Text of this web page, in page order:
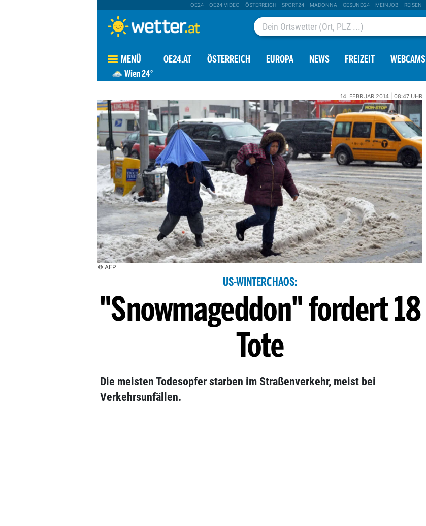
OE24 OE24 VIDEO ÖSTERREICH SPORT24 MADONNA GESUND24 MEINJOB REISEN
MENÜ OE24.AT ÖSTERREICH EUROPA NEWS FREIZEIT WEBCAMS
Wien24°
14. FEBRUAR 2014 | 08:47 UHR
© AFP
US-WINTERCHAOS:
"Snowmageddon" fordert 18
Tote
Die meisten Todesopfer starben im Straßenverkehr, meist bei
Verkehrsunfällen.